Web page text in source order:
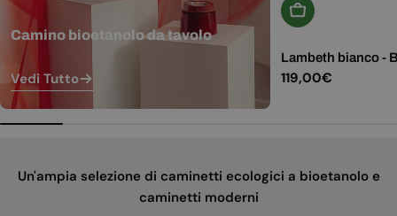
Camino bioetanolo da tavolo
Vedi Tutto
Aggiungi Al
Lambeth bianco -
Prezzo
119,00€
Un'ampia selezione di caminetti ecologici a bioetanolo e
caminetti moderni